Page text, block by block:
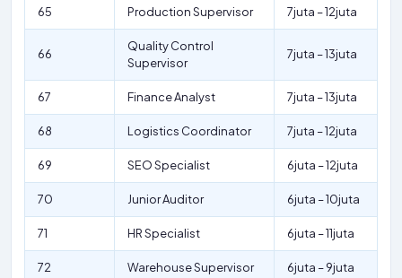
65 Production Supervisor 7juta – 12juta
66
Quality Control
Supervisor
7juta – 13juta
67 Finance Analyst 7juta – 13juta
68 Logistics Coordinator 7juta – 12juta
69 SEO Specialist 6juta – 12juta
70 Junior Auditor 6juta – 10juta
71 HR Specialist 6juta – 11juta
72 Warehouse Supervisor 6juta – 9juta